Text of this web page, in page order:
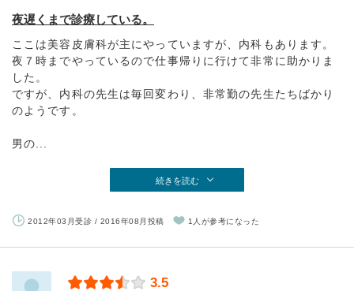
夜遅くまで診療している。
ここは美容皮膚科が主にやっていますが、内科もあります。
夜７時までやっているので仕事帰りに行けて非常に助かりま
した。
ですが、内科の先生は毎回変わり、非常勤の先生たちばかり
のようです。
男の...
続きを読む
2012年03月受診 / 2016年08月投稿 1人が参考になった
3.5